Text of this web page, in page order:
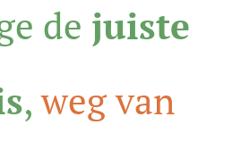
de juiste
,weg van